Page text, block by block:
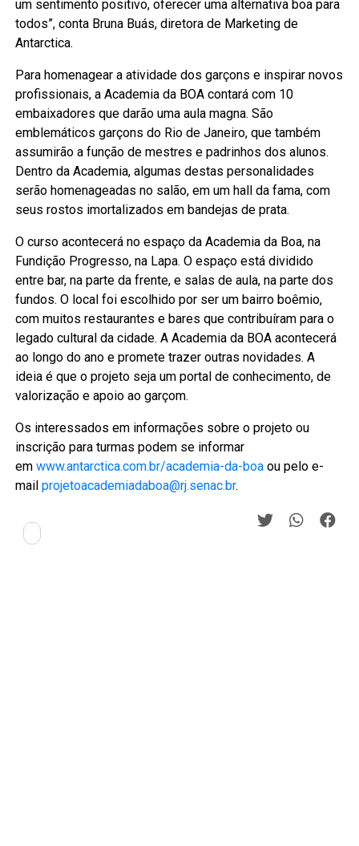
um sentimento positivo, oferecer uma alternativa boa para
todos”, conta Bruna Buás, diretora de Marketing de
Antarctica.
Para homenagear a atividade dos garçons e inspirar novos
profissionais, a Academia da BOA contará com 10
embaixadores que darão uma aula magna. São
emblemáticos garçons do Rio de Janeiro, que também
assumirão a função de mestres e padrinhos dos alunos.
Dentro da Academia, algumas destas personalidades
serão homenageadas no salão, em um hall da fama, com
seus rostos imortalizados em bandejas de prata.
O curso acontecerá no espaço da Academia da Boa, na
Fundição Progresso, na Lapa. O espaço está dividido
entre bar, na parte da frente, e salas de aula, na parte dos
fundos. O local foi escolhido por ser um bairro boêmio,
com muitos restaurantes e bares que contribuíram para o
legado cultural da cidade. A Academia da BOA acontecerá
ao longo do ano e promete trazer outras novidades. A
ideia é que o projeto seja um portal de conhecimento, de
valorização e apoio ao garçom.
Os interessados em informações sobre o projeto ou
inscrição para turmas podem se informar
emwww.antarctica.com.br/academia-da-boa ou pelo e-
mailprojetoacademiadaboa@rj.senac.br.